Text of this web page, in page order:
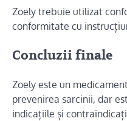
Zoely trebuie utilizat
conformitate cu
Concluzii finale
Zoely este un
prevenirea sarcinii, dar
indicațiile și